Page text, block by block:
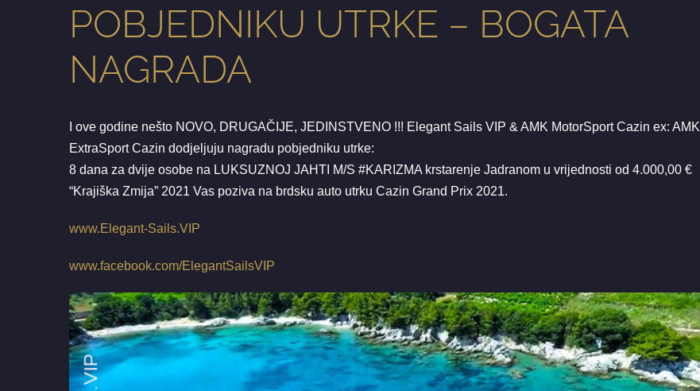
POBJEDNIKU UTRKE – BOGATA
NAGRADA
I ove godine nešto NOVO, DRUGAČIJE, JEDINSTVENO !!! Elegant Sails VIP & AMK MotorSport Cazin ex: AMK
ExtraSport Cazin dodjeljuju nagradu pobjedniku utrke:
8 dana za dvije osobe na LUKSUZNOJ JAHTI M/S #KARIZMA krstarenje Jadranom u vrijednosti od 4.000,00 €
“Krajiška Zmija” 2021 Vas poziva na brdsku auto utrku Cazin Grand Prix 2021.
www.Elegant-Sails.VIP
www.facebook.com/ElegantSailsVIP